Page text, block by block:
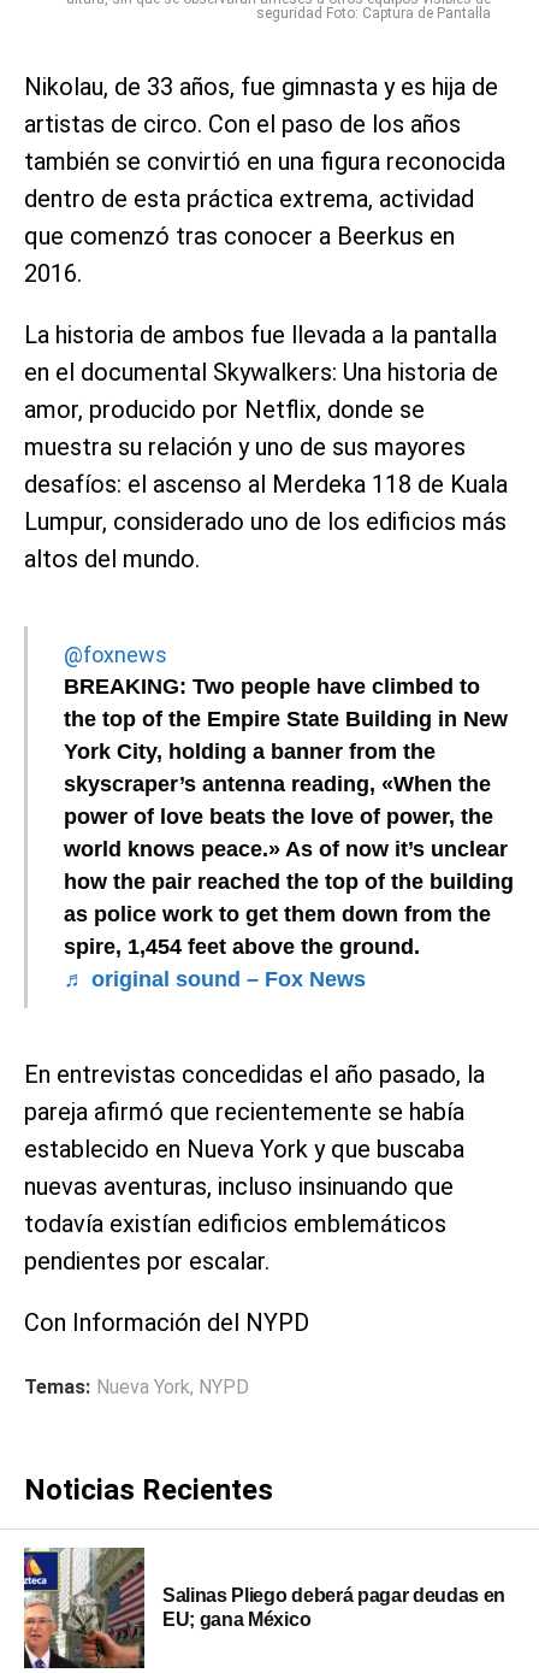
seguridad Foto: Captura de Pantalla
Nikolau, de 33 años, fue gimnasta y es hija de
artistas de circo. Con el paso de los años
también se convirtió en una figura reconocida
dentro de esta práctica extrema, actividad
que comenzó tras conocer a Beerkus en
2016.
La historia de ambos fue llevada a la pantalla
en el documental Skywalkers: Una historia de
amor, producido por Netflix, donde se
muestra su relación y uno de sus mayores
desafíos: el ascenso al Merdeka 118 de Kuala
Lumpur, considerado uno de los edificios más
altos del mundo.
@foxnews
BREAKING: Two people have climbed to
the top of the Empire State Building in New
York City, holding a banner from the
skyscraper’s antenna reading, «When the
power of love beats the love of power, the
world knows peace.» As of now it’s unclear
how the pair reached the top of the building
as police work to get them down from the
spire, 1,454 feet above the ground.
♬ original sound – Fox News
En entrevistas concedidas el año pasado, la
pareja afirmó que recientemente se había
establecido en Nueva York y que buscaba
nuevas aventuras, incluso insinuando que
todavía existían edificios emblemáticos
pendientes por escalar.
Con Información del NYPD
Temas: Nueva York, NYPD
Noticias Recientes
Salinas Pliego deberá pagar deudas en
EU; gana México